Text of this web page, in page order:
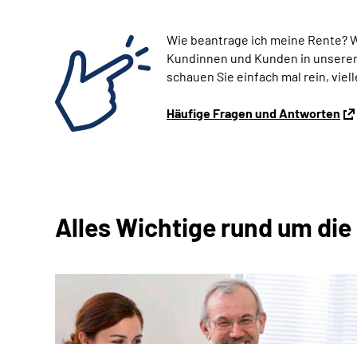
Wie beantrage ich meine Rente?
Kundinnen und Kunden in
schauen Sie einfach mal rein,
Häufige Fragen und Antworten
Alles Wichtige rund um